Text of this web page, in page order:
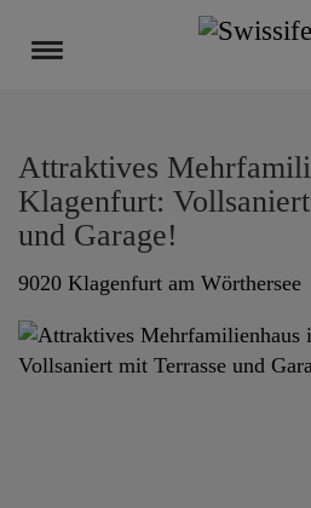
Navigation anzeigen
Attraktives
Klagenfurt:
und Garage!
9020 Klagenfurt am Wörthersee